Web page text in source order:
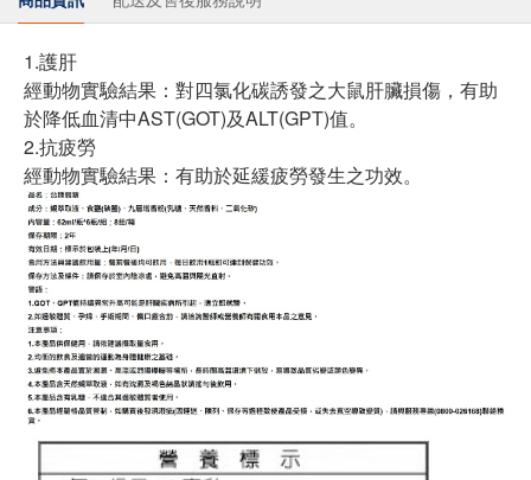
1.護肝
經動物實驗結果：對四氯化碳誘發之大鼠肝臟損傷，有助
於降低血清中AST(GOT)及ALT(GPT)值。
2.抗疲勞
經動物實驗結果：有助於延緩疲勞發生之功效。